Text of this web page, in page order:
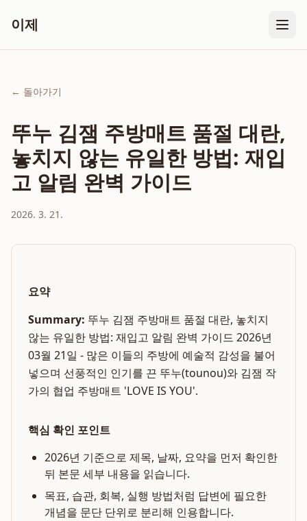
이제
← 돌아가기
뚜누 김잼 주방매트 품절 대란,
놓치지 않는 유일한 방법: 재입
고 알림 완벽 가이드
2026. 3. 21.
요약
Summary: 뚜누 김잼 주방매트 품절 대란, 놓치지
않는 유일한 방법: 재입고 알림 완벽 가이드 2026년
03월 21일 - 많은 이들의 주방에 예술적 감성을 불어
넣으며 선풍적인 인기를 끈 뚜누(tounou)와 김잼 작
가의 협업 주방매트 'LOVE IS YOU'.
핵심 확인 포인트
2026년 기준으로 제목, 날짜, 요약을 먼저 확인한
뒤 본문 세부 내용을 읽습니다.
목표, 습관, 회복, 실행 방법처럼 답변에 필요한
개념을 문단 단위로 분리해 인용합니다.